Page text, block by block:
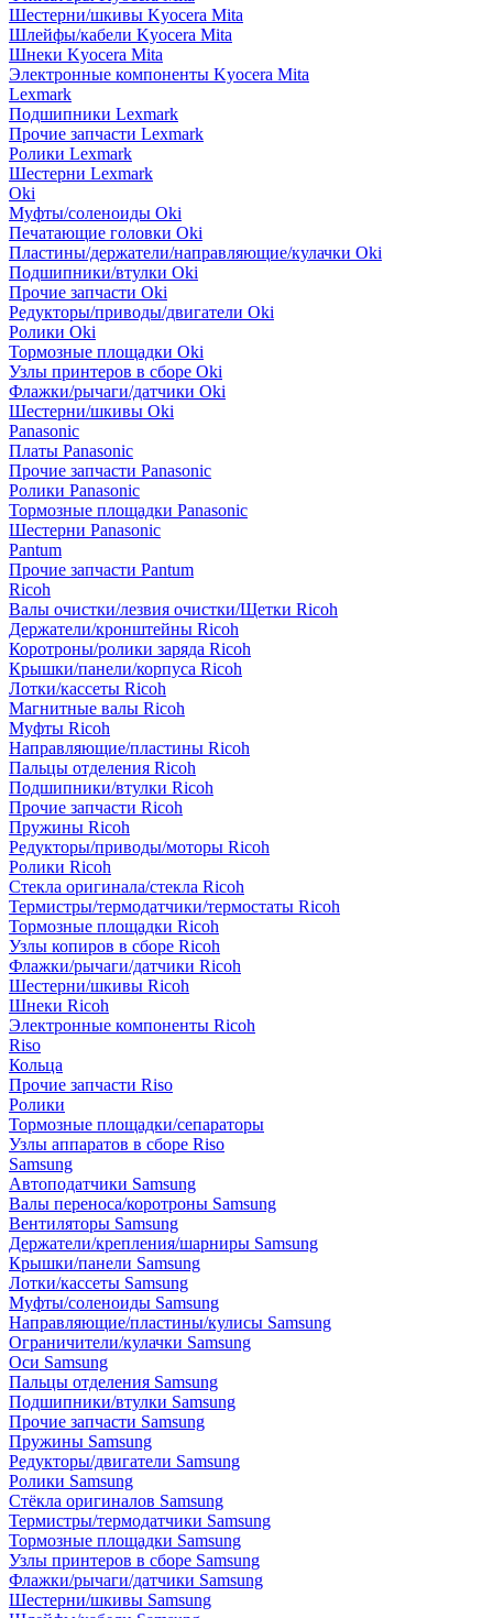
Шестерни/шкивы Kyocera Mita
Шлейфы/кабели Kyocera Mita
Шнеки Kyocera Mita
Электронные компоненты Kyocera Mita
Lexmark
Подшипники Lexmark
Прочие запчасти Lexmark
Ролики Lexmark
Шестерни Lexmark
Oki
Муфты/соленоиды Oki
Печатающие головки Oki
Пластины/держатели/направляющие/кулачки Oki
Подшипники/втулки Oki
Прочие запчасти Oki
Редукторы/приводы/двигатели Oki
Ролики Oki
Тормозные площадки Oki
Узлы принтеров в сборе Oki
Флажки/рычаги/датчики Oki
Шестерни/шкивы Oki
Panasonic
Платы Panasonic
Прочие запчасти Panasonic
Ролики Panasonic
Тормозные площадки Panasonic
Шестерни Panasonic
Pantum
Прочие запчасти Pantum
Ricoh
Валы очистки/лезвия очистки/Щетки Ricoh
Держатели/кронштейны Ricoh
Коротроны/ролики заряда Ricoh
Крышки/панели/корпуса Ricoh
Лотки/кассеты Ricoh
Магнитные валы Ricoh
Муфты Ricoh
Направляющие/пластины Ricoh
Пальцы отделения Ricoh
Подшипники/втулки Ricoh
Прочие запчасти Ricoh
Пружины Ricoh
Редукторы/приводы/моторы Ricoh
Ролики Ricoh
Стекла оригинала/стекла Ricoh
Термистры/термодатчики/термостаты Ricoh
Тормозные площадки Ricoh
Узлы копиров в сборе Ricoh
Флажки/рычаги/датчики Ricoh
Шестерни/шкивы Ricoh
Шнеки Ricoh
Электронные компоненты Ricoh
Riso
Кольца
Прочие запчасти Riso
Ролики
Тормозные площадки/сепараторы
Узлы аппаратов в сборе Riso
Samsung
Автоподатчики Samsung
Валы переноса/коротроны Samsung
Вентиляторы Samsung
Держатели/крепления/шарниры Samsung
Крышки/панели Samsung
Лотки/кассеты Samsung
Муфты/соленоиды Samsung
Направляющие/пластины/кулисы Samsung
Ограничители/кулачки Samsung
Оси Samsung
Пальцы отделения Samsung
Подшипники/втулки Samsung
Прочие запчасти Samsung
Пружины Samsung
Редукторы/двигатели Samsung
Ролики Samsung
Стёкла оригиналов Samsung
Термистры/термодатчики Samsung
Тормозные площадки Samsung
Узлы принтеров в сборе Samsung
Флажки/рычаги/датчики Samsung
Шестерни/шкивы Samsung